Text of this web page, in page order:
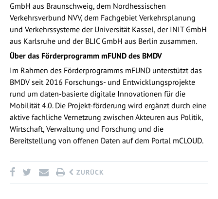
GmbH aus Braunschweig, dem Nordhessischen
Verkehrsverbund NVV, dem Fachgebiet Verkehrsplanung
und Verkehrssysteme der Universität Kassel, der INIT GmbH
aus Karlsruhe und der BLIC GmbH aus Berlin zusammen.
Über das Förderprogramm mFUND des BMDV
Im Rahmen des Förderprogramms mFUND unterstützt das
BMDV seit 2016 Forschungs- und Entwicklungsprojekte
rund um daten-basierte digitale Innovationen für die
Mobilität 4.0. Die Projekt-förderung wird ergänzt durch eine
aktive fachliche Vernetzung zwischen Akteuren aus Politik,
Wirtschaft, Verwaltung und Forschung und die
Bereitstellung von offenen Daten auf dem Portal mCLOUD.
ZURÜCK